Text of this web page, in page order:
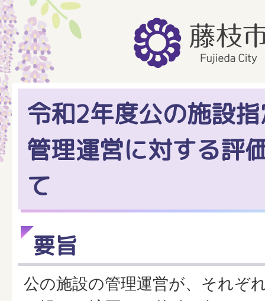
令和2年度公の施設
管理運営に対する評
て
要旨
公の施設の管理運営が、それぞ